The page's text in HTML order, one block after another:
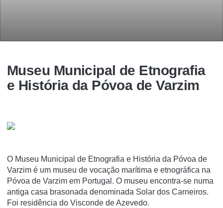
Museu Municipal de Etnografia
e História da Póvoa de Varzim
O Museu Municipal de Etnografia e História da Póvoa de
Varzim é um museu de vocação marí­tima e etnográfica na
Póvoa de Varzim em Portugal. O museu encontra-se numa
antiga casa brasonada denominada Solar dos Carneiros.
Foi residência do Visconde de Azevedo.